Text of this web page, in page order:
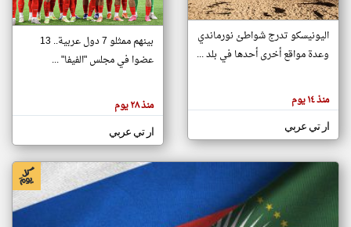
تغيير الدولة
اخبار جزر القمر على مدار الساعة
أهم اخبار جزر القمر العاجلة والمباشرة
هنا عن
وجهة
كاتبيها.
اليونيسكو تدرج شواطئ نورماندي
وعدة مواقع أخرى أحدها في بلد ...
منذ ١٤ يوم
ار تي عربي
بينهم ممثلو 7 دول عربية.. 13
عضوا في مجلس "الفيفا" ...
منذ ٢٨ يوم
ار تي عربي
klyoum.com